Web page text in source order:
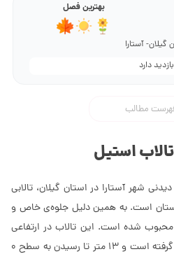
بهترین فصل
گیلان- آستارا
بازدید دارد
مطالب
استیل
شهر آستارا در استان گیلان، تالابی
است. به همین دلیل جلوه‌ی خاص و
محبوب شده است. این تالاب در ارتفاعی
پایین‌تر از سطح آب‌های آزاد قرار گرفته است و 13 متر تا رسیدن به سطح 0